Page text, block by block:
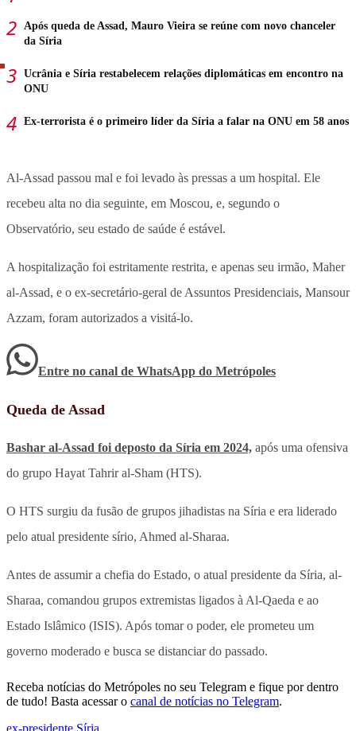
Após queda de Assad, Mauro Vieira se reúne com novo chanceler
da Síria
Ucrânia e Síria restabelecem relações diplomáticas em encontro na
ONU
Ex-terrorista é o primeiro líder da Síria a falar na ONU em 58 anos
Al-Assad passou mal e foi levado às pressas a um hospital. Ele
recebeu alta no dia seguinte, em Moscou, e, segundo o
Observatório, seu estado de saúde é estável.
A hospitalização foi estritamente restrita, e apenas seu irmão, Maher
al-Assad, e o ex-secretário-geral de Assuntos Presidenciais, Mansour
Azzam, foram autorizados a visitá-lo.
Entre no canal de WhatsApp do Metrópoles
Queda de Assad
Bashar al-Assad foi deposto da Síria em 2024, após uma ofensiva
do grupo Hayat Tahrir al-Sham (HTS).
O HTS surgiu da fusão de grupos jihadistas na Síria e era liderado
pelo atual presidente sírio, Ahmed al-Sharaa.
Antes de assumir a chefia do Estado, o atual presidente da Síria, al-
Sharaa, comandou grupos extremistas ligados à Al-Qaeda e ao
Estado Islâmico (ISIS). Após tomar o poder, ele prometeu um
governo moderado e busca se distanciar do passado.
Receba notícias do Metrópoles no seu Telegram e fique por dentro
de tudo! Basta acessar o canal de notícias no Telegram.
ex-presidente,Síria